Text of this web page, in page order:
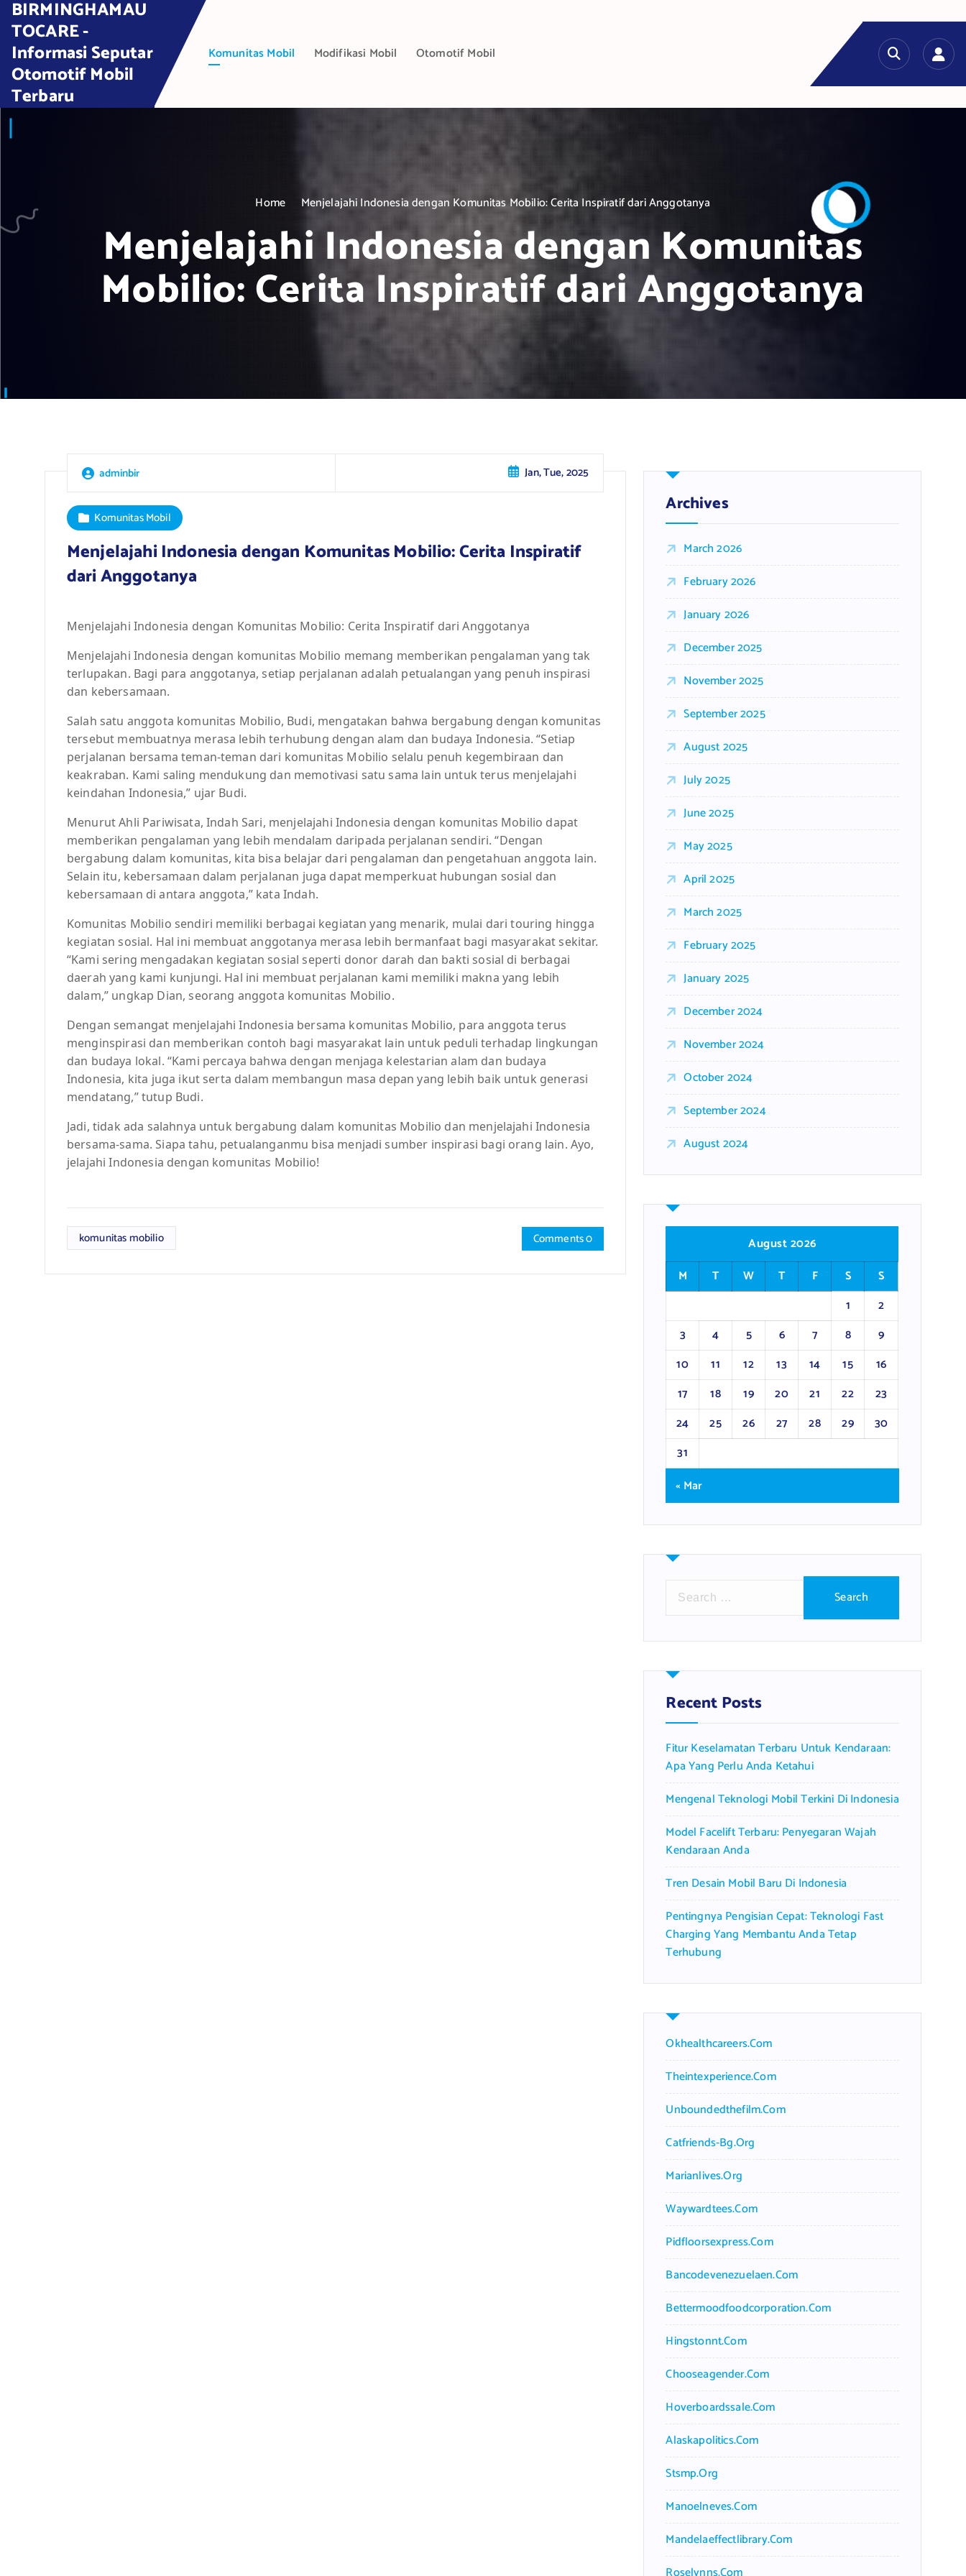
t
BIRMINGHAMAU
TOCARE -
Informasi Seputar
Otomotif Mobil
Terbaru
Komunitas Mobil Modifikasi Mobil Otomotif Mobil
Home Menjelajahi Indonesia dengan Komunitas Mobilio: Cerita Inspiratif dari Anggotanya
Menjelajahi Indonesia dengan Komunitas
Mobilio: Cerita Inspiratif dari Anggotanya
adminbir Jan, Tue, 2025
Komunitas Mobil
Menjelajahi Indonesia dengan Komunitas Mobilio: Cerita Inspiratif
dari Anggotanya
Menjelajahi Indonesia dengan Komunitas Mobilio: Cerita Inspiratif dari Anggotanya
Menjelajahi Indonesia dengan komunitas Mobilio memang memberikan pengalaman yang tak
terlupakan. Bagi para anggotanya, setiap perjalanan adalah petualangan yang penuh inspirasi
dan kebersamaan.
Salah satu anggota komunitas Mobilio, Budi, mengatakan bahwa bergabung dengan komunitas
tersebut membuatnya merasa lebih terhubung dengan alam dan budaya Indonesia. “Setiap
perjalanan bersama teman-teman dari komunitas Mobilio selalu penuh kegembiraan dan
keakraban. Kami saling mendukung dan memotivasi satu sama lain untuk terus menjelajahi
keindahan Indonesia,” ujar Budi.
Menurut Ahli Pariwisata, Indah Sari, menjelajahi Indonesia dengan komunitas Mobilio dapat
memberikan pengalaman yang lebih mendalam daripada perjalanan sendiri. “Dengan
bergabung dalam komunitas, kita bisa belajar dari pengalaman dan pengetahuan anggota lain.
Selain itu, kebersamaan dalam perjalanan juga dapat memperkuat hubungan sosial dan
kebersamaan di antara anggota,” kata Indah.
Komunitas Mobilio sendiri memiliki berbagai kegiatan yang menarik, mulai dari touring hingga
kegiatan sosial. Hal ini membuat anggotanya merasa lebih bermanfaat bagi masyarakat sekitar.
“Kami sering mengadakan kegiatan sosial seperti donor darah dan bakti sosial di berbagai
daerah yang kami kunjungi. Hal ini membuat perjalanan kami memiliki makna yang lebih
dalam,” ungkap Dian, seorang anggota komunitas Mobilio.
Dengan semangat menjelajahi Indonesia bersama komunitas Mobilio, para anggota terus
menginspirasi dan memberikan contoh bagi masyarakat lain untuk peduli terhadap lingkungan
dan budaya lokal. “Kami percaya bahwa dengan menjaga kelestarian alam dan budaya
Indonesia, kita juga ikut serta dalam membangun masa depan yang lebih baik untuk generasi
mendatang,” tutup Budi.
Jadi, tidak ada salahnya untuk bergabung dalam komunitas Mobilio dan menjelajahi Indonesia
bersama-sama. Siapa tahu, petualanganmu bisa menjadi sumber inspirasi bagi orang lain. Ayo,
jelajahi Indonesia dengan komunitas Mobilio!
komunitas mobilio Comments 0
Archives
March 2026
February 2026
January 2026
December 2025
November 2025
September 2025
August 2025
July 2025
June 2025
May 2025
April 2025
March 2025
February 2025
January 2025
December 2024
November 2024
October 2024
September 2024
August 2024
August 2026
M
T W T F S
S
1
2
3
4 5 6 7 8
9
10
11 12 13 14 15
16
17
18 19 20 21 22
23
24
25 26 27 28 29
30
31
« Mar
r
h
f
o
:
Recent Posts
Fitur Keselamatan Terbaru Untuk Kendaraan:
Apa Yang Perlu Anda Ketahui
Mengenal Teknologi Mobil Terkini Di Indonesia
Model Facelift Terbaru: Penyegaran Wajah
Kendaraan Anda
Tren Desain Mobil Baru Di Indonesia
Pentingnya Pengisian Cepat: Teknologi Fast
Charging Yang Membantu Anda Tetap
Terhubung
Okhealthcareers.com
Theintexperience.com
Unboundedthefilm.com
Catfriends-Bg.org
Marianlives.org
Waywardtees.com
Pidfloorsexpress.com
Bancodevenezuelaen.com
Bettermoodfoodcorporation.com
Hingstonnt.com
Chooseagender.com
Hoverboardssale.com
Alaskapolitics.com
Stsmp.org
Manoelneves.com
Mandelaeffectlibrary.com